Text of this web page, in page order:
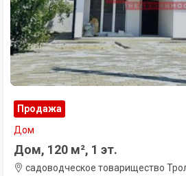
Продажа
Дом
Дом, 120 м², 1 эт.
садоводческое товарищество